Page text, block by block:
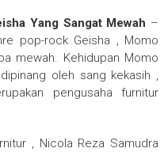
Yang Sangat Mewah –
pop-rock Geisha , Momo
mewah. Kehidupan Momo
oleh sang kekasih ,
pengusaha furnitur
, Nicola Reza Samudra